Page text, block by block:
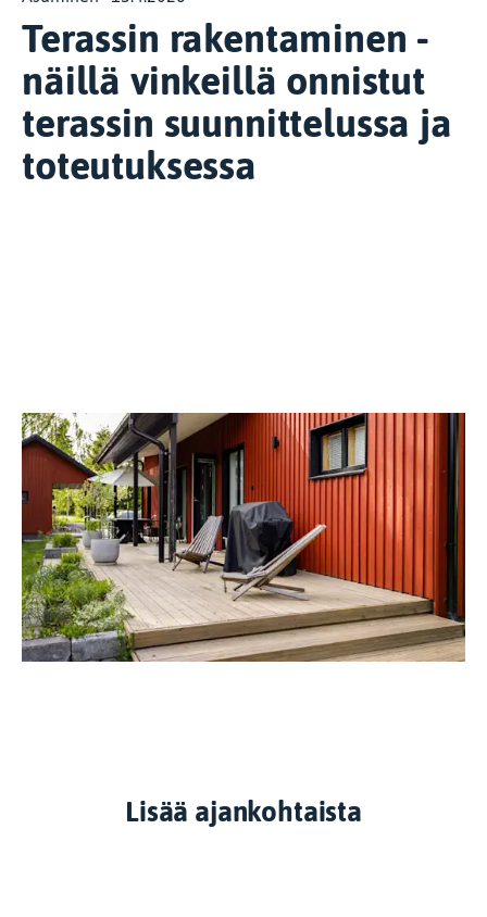
Terassin rakentaminen -
näillä vinkeillä onnistut
terassin suunnittelussa ja
toteutuksessa
Lisää ajankohtaista